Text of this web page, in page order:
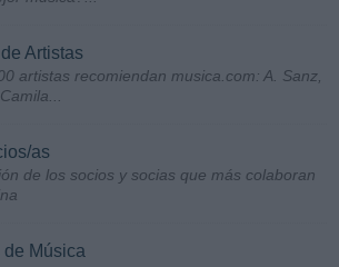
Artistas
artistas recomiendan musica.com: A. Sanz,
as
de los socios y socias que más colaboran
Música